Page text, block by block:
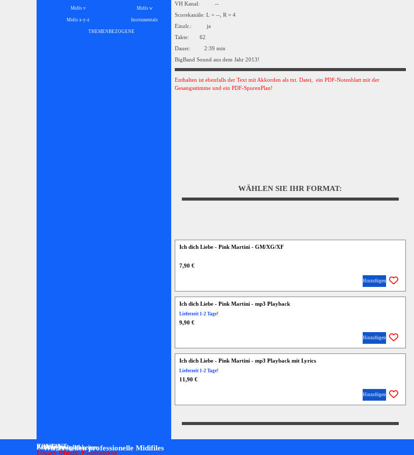
Midis v Midis w
Midis x-y-z Instrumentals
THEMENBEZOGENE
VH Kanal: --
Scorekanäle: L = --, R = 4
Einzlr.: ja
Takte: 62
Dauer: 2:39 min
BigBand Sound aus dem Jahr 2013!
Enthalten ist ebenfalls der Text mit Akkorden als txt. Datei, ein PDF-Notenblatt mit der
Gesangsstimme und ein PDF-SpurenPlan!
WÄHLEN SIE IHR FORMAT:
Ich dich Liebe - Pink Martini - GM/XG/XF
7,90 €
Hinzufügen
Ich dich Liebe - Pink Martini - mp3 Playback
Lieferzeit 1-2 Tage!
9,90 €
Hinzufügen
Ich dich Liebe - Pink Martini - mp3 Playback mit Lyrics
Lieferzeit 1-2 Tage!
11,90 €
Hinzufügen
Rechtliches:
KONTAKT:
Zahlungsmöglichkeiten:
Wir erstellen professionelle Midifiles
Unser Musik-Equipment